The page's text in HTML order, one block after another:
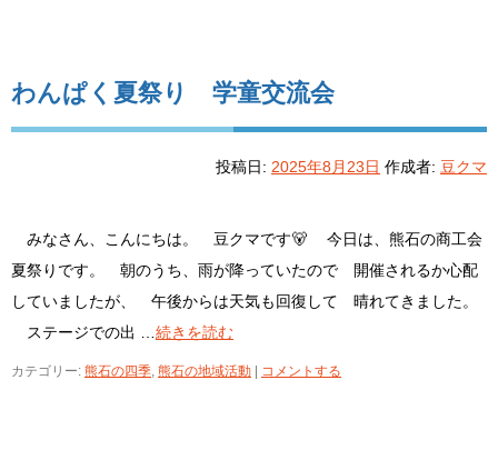
わんぱく夏祭り 学童交流会
投稿日: 2025年8月23日 作成者: 豆クマ
みなさん、こんにちは。 豆クマです🐻 今日は、熊石の商工会
夏祭りです。 朝のうち、雨が降っていたので 開催されるか心配
していましたが、 午後からは天気も回復して 晴れてきました。
ステージでの出 … 続きを読む
カテゴリー: 熊石の四季, 熊石の地域活動 コメントする